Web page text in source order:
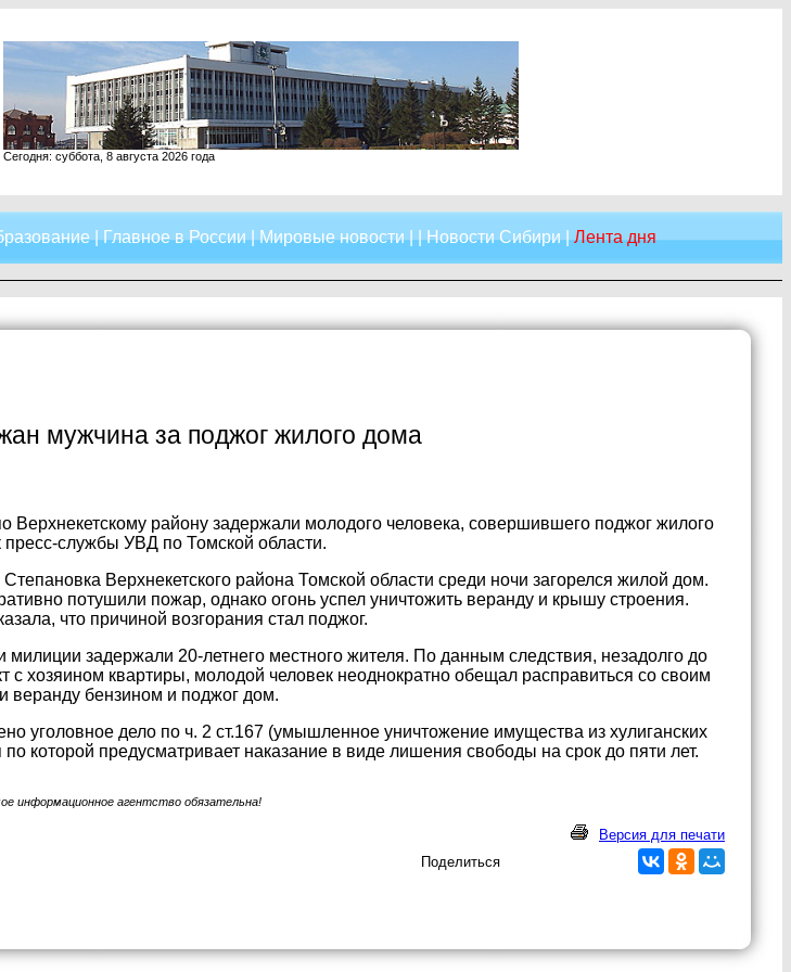
Сегодня: суббота, 8 августа 2026 года
|Главное в России|Мировые новости| |Новости Сибири|Лента дня
мужчина за поджог жилого дома
Верхнекетскому району задержали молодого человека, совершившего поджог жилого
службы УВД по Томской области.
Верхнекетского района Томской области среди ночи загорелся жилой дом.
потушили пожар, однако огонь успел уничтожить веранду и крышу строения.
что причиной возгорания стал поджог.
милиции задержали 20-летнего местного жителя. По данным следствия, незадолго до
с хозяином квартиры, молодой человек неоднократно обещал расправиться со своим
веранду бензином и поджог дом.
уголовное дело по ч. 2 ст.167 (умышленное уничтожение имущества из хулиганских
которой предусматривает наказание в виде лишения свободы на срок до пяти лет.
информационное агентство обязательна!
Версия для печати
Поделиться